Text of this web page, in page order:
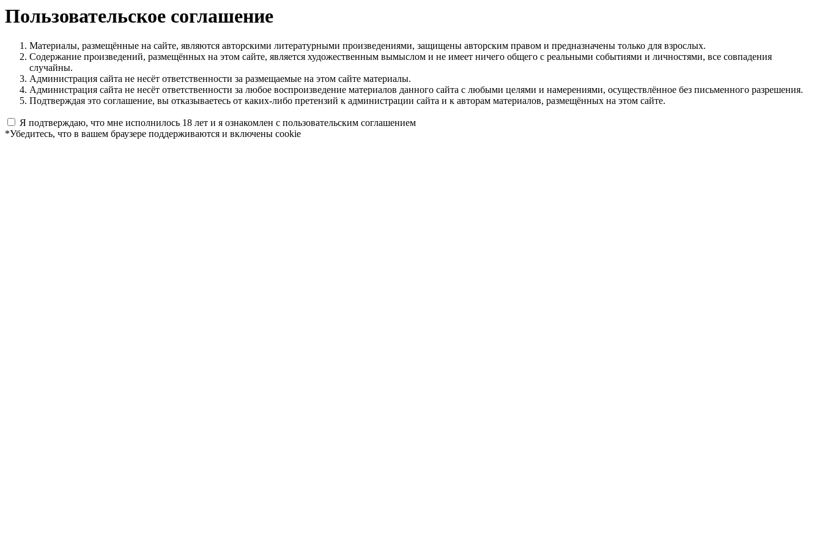
Пользовательское соглашение
Материалы, размещённые на сайте, являются авторскими литературными произведениями, защищены авторским правом и предназначены только для взрослых.
Содержание произведений, размещённых на этом сайте, является художественным вымыслом и не имеет ничего общего с реальными событиями и личностями, все совпадения
случайны.
Администрация сайта не несёт ответственности за размещаемые на этом сайте материалы.
Администрация сайта не несёт ответственности за любое воспроизведение материалов данного сайта с любыми целями и намерениями, осуществлённое без письменного разрешения.
Подтверждая это соглашение, вы отказываетесь от каких-либо претензий к администрации сайта и к авторам материалов, размещённых на этом сайте.
Я подтверждаю, что мне исполнилось 18 лет и я ознакомлен с пользовательским соглашением
*Убедитесь, что в вашем браузере поддерживаются и включены cookie